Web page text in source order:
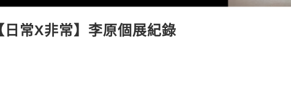
日常X非常】李原個展紀錄